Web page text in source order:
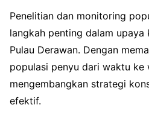
Penelitian dan monitoring
langkah penting dalam upaya
Pulau Derawan. Dengan
populasi penyu dari waktu ke
mengembangkan strategi
efektif.